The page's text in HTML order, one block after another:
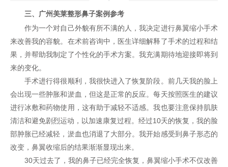
三、广州美莱整形鼻子案例参考
作为一个对自己外貌有所不满的人，我决定进行鼻翼缩小手术
来改善我的容貌。在术前咨询中，医生详细解释了手术的过程和结
果，并帮助我制定了个性化的手术方案。我充满期待地迎接即将到
来的变化。
手术进行得很顺利，我很快进入了恢复阶段。前几天我的脸上
会出现一些肿胀和淤血，但这是正常的反应。每天按照医生的建议
进行冰敷和药物使用，这有助于减轻不适感。我也要注意保持肌肤
清洁和避免剧烈运动，以加速康复过程。经过10天的恢复，我的脸
部肿胀已经减轻，淤血也消退了大部分。我开始感受到鼻子形态的
改变，鼻翼收缩后的结果渐渐显现出来。
30天过去了，我的鼻子已经完全恢复，鼻翼缩小手术不仅改善